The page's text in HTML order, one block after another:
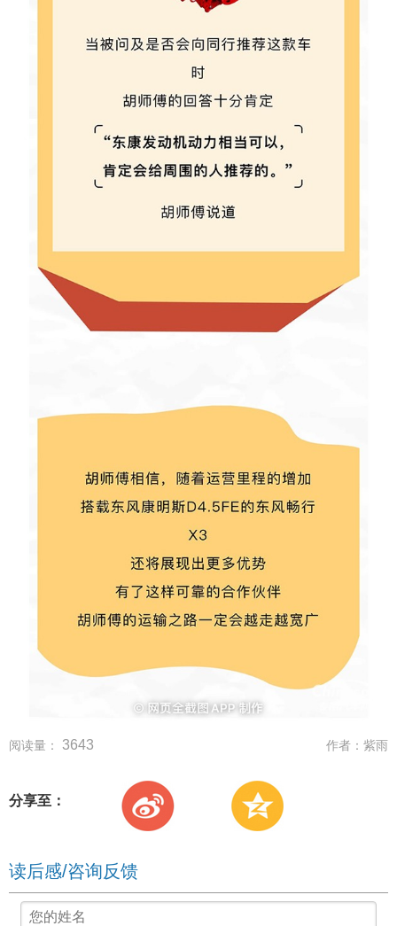
阅读量： 3643 作者： 紫雨
分享至：
读后感/咨询反馈